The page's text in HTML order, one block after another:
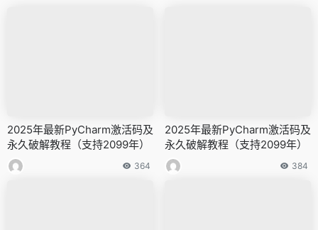
2025年最新PyCharm激活码及
永久破解教程（支持2099年）
364
2025年最新PyCharm激活码及
永久破解教程（支持2099年）
384